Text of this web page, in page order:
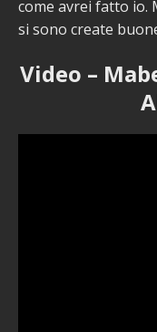
come avrei fatto io.
si sono create
Video –